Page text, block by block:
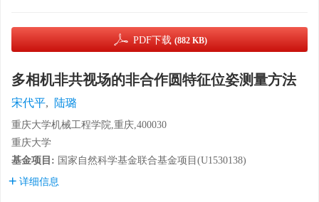
PDF下载 (882 KB)
多相机非共视场的非合作圆特征位姿测量方法
宋代平, 陆璐
重庆大学机械工程学院,重庆,400030
重庆大学
基金项目: 国家自然科学基金联合基金项目(U1530138)
详细信息